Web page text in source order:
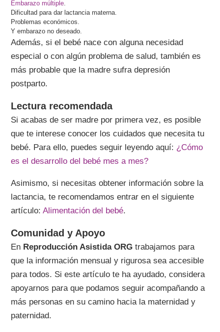
Embarazo múltiple.
Dificultad para dar lactancia materna.
Problemas económicos.
Y embarazo no deseado.
Además, si el bebé nace con alguna necesidad
especial o con algún problema de salud, también es
más probable que la madre sufra depresión
postparto.
Lectura recomendada
Si acabas de ser madre por primera vez, es posible
que te interese conocer los cuidados que necesita tu
bebé. Para ello, puedes seguir leyendo aquí: ¿Cómo
es el desarrollo del bebé mes a mes?
Asimismo, si necesitas obtener información sobre la
lactancia, te recomendamos entrar en el siguiente
artículo:Alimentación del bebé.
Comunidad y Apoyo
En Reproducción Asistida ORG trabajamos para
que la información mensual y rigurosa sea accesible
para todos. Si este artículo te ha ayudado, considera
apoyarnos para que podamos seguir acompañando a
más personas en su camino hacia la maternidad y
paternidad.